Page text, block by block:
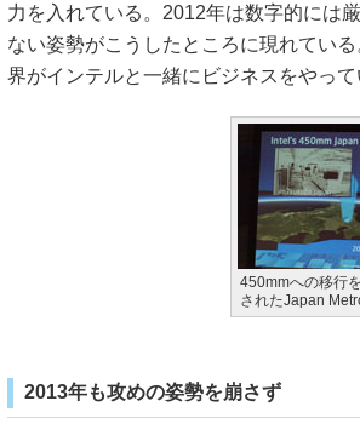
力を入れている。2012年は数字的には
ない姿勢がこうしたところに現れてい
界がインテルと一緒にビジネスをやっ
450mmへの移行
されたJapan
2013年も攻めの姿勢を崩さず